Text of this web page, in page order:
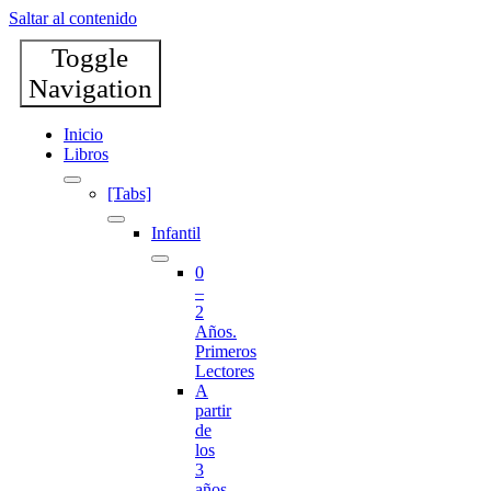
Saltar al contenido
Toggle
Navigation
Inicio
Libros
[Tabs]
Infantil
0
–
2
Años.
Primeros
Lectores
A
partir
de
los
3